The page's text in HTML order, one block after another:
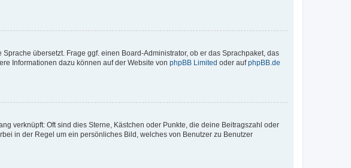
übersetzt. Frage ggf. einen Board-Administrator, ob er das Sprachpaket, das
Informationen dazu können auf der Website von phpBB Limited oder aufphpBB.de
verknüpft: Oft sind dies Sterne, Kästchen oder Punkte, die deine Beitragszahl oder
in der Regel um ein persönliches Bild, welches von Benutzer zu Benutzer